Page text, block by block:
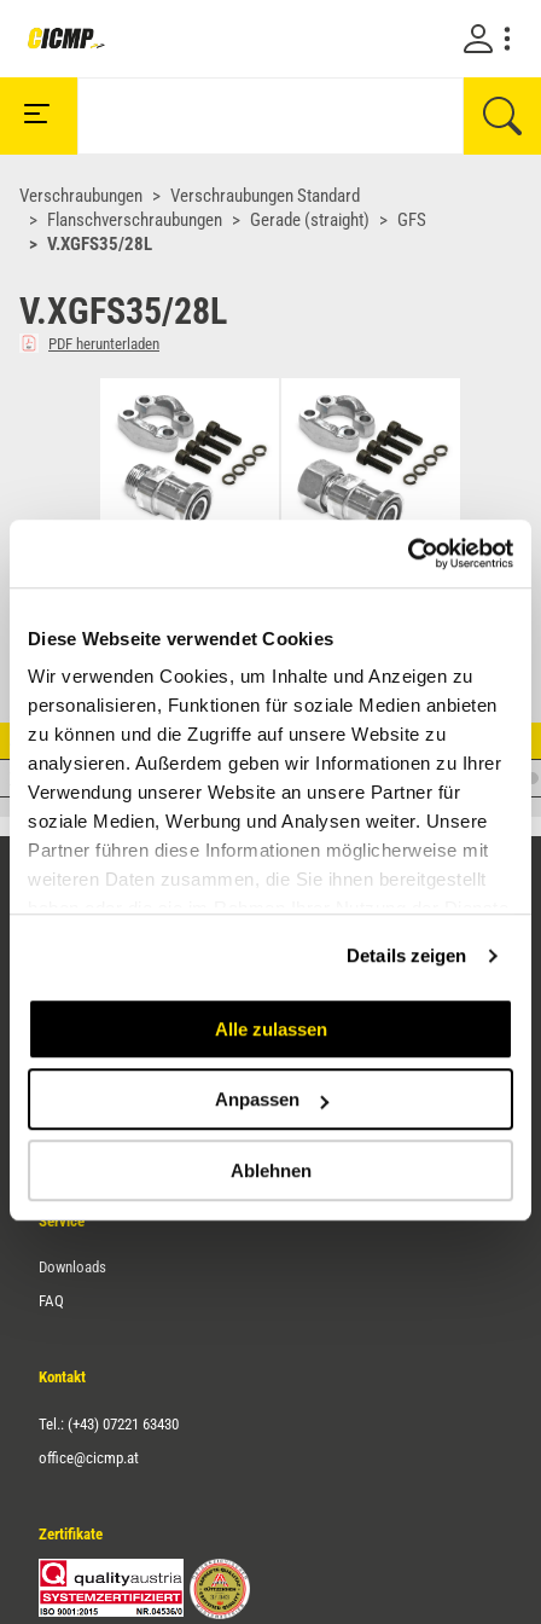
Diese Webseite verwendet Cookies
Wir verwenden Cookies, um Inhalte und Anzeigen zu
personalisieren, Funktionen für soziale Medien anbieten
zu können und die Zugriffe auf unsere Website zu
analysieren. Außerdem geben wir Informationen zu Ihrer
Verwendung unserer Website an unsere Partner für
soziale Medien, Werbung und Analysen weiter. Unsere
Partner führen diese Informationen möglicherweise mit
weiteren Daten zusammen, die Sie ihnen bereitgestellt
Details zeigen
Alle zulassen
Anpassen
Ablehnen
Verschraubungen
Verschraubungen Standard
Flanschverschraubungen
Gerade (straight)
GFS
V.XGFS35/28L
V.XGFS35/28L
PDF herunterladen
XGFS Gerade Flanschv. HF + Sch. M10x30 u. O-Ring 1 1/4" - 3000 PSI
Artikel Nr.
V.XGFS35/28L
Unternehmen
Karriere
Service
Downloads
FAQ
Kontakt
Tel.: (+43) 07221 63430
office@cicmp.at
Zertifikate